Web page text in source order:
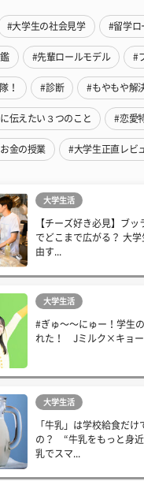
#大学生の社会見学 #留学ロ
#先輩ロールモデル #
！ #診断 #もやもや解
伝えたい３つのこと #恋愛
金の授業 #大学生正直レビ
大学生活
【チーズ好き必見】ブッ
でどこまで広がる？ 大学
由す...
大学生活
#ぎゅ〜〜にゅー！学生
れた！ Jミルク×キョー
大学生活
「牛乳」は学校給食だけ
の？ “牛乳をもっと身
乳でスマ...